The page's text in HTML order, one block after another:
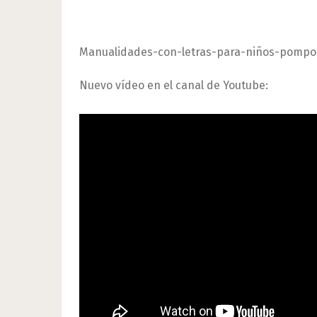
Manualidades-con-letras-para-niños-
Nuevo vídeo en el canal de Youtube: